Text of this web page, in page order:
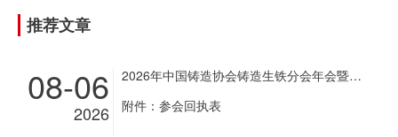
推荐文章
2026年中国铸造协会铸造生铁分会年会暨铸造生铁企业超低排放改造现场经验交流会通知
08-06
2026 附件：参会回执表